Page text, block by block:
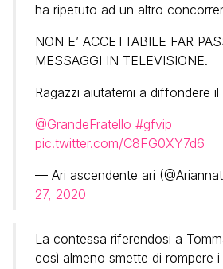
ha ripetuto ad un altro
NON E’ ACCETTABILE FAR
MESSAGGI IN TELEVISIONE.
Ragazzi aiutatemi a diffondere
@GrandeFratello #gfvip
pic.twitter.com/C8FG0XY7d6
— Ari ascendente ari
27, 2020
La contessa riferendosi a
così almeno smette di